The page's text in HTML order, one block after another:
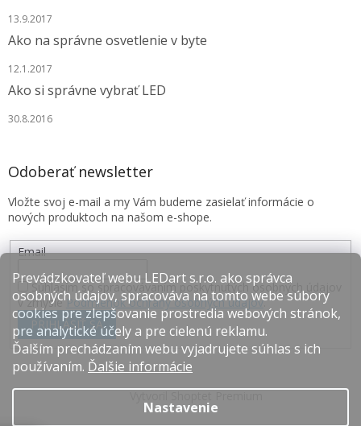
Prevádzkovateľ webu LEDart s.r.o. ako správca
osobných údajov, spracováva na tomto webe súbory
cookies pre zlepšovanie prostredia webových stránok,
pre analytické účely a pre cielenú reklamu.
Ďalším prechádzaním webu vyjadrujete súhlas s ich
používaním. Ďalšie informácie
Nastavenie
13.9.2017
Ako na správne osvetlenie v byte
12.1.2017
Ako si správne vybrať LED
30.8.2016
Odoberať newsletter
Vložte svoj e-mail a my Vám budeme zasielať informácie o
nových produktoch na našom e-shope.
Email
Súhlasím so spracovávaním poskytnutých osobných údajov
v zmysle Podmienok ochrany osobných údajov.
PRIHLÁSIŤ SA